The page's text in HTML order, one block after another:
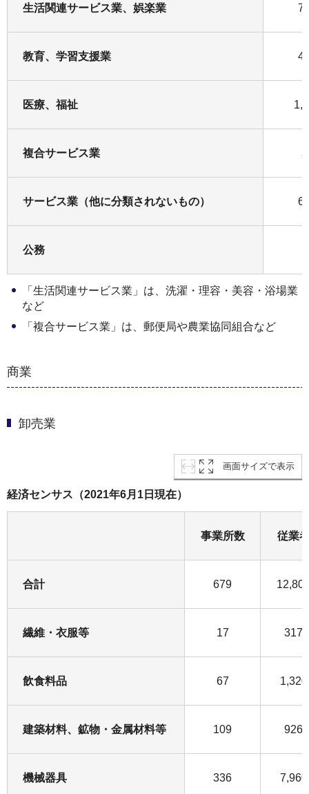
生活関連サービス業、娯楽業
教育、学習支援業
医療、福祉
複合サービス業
サービス業（他に分類されないもの）
公務
「生活関連サービス業」は、洗濯・理容・美容・浴場業
など
「複合サービス業」は、郵便局や農業協同組合など
商業
卸売業
画面サイズで表示
経済センサス（2021年6月1日現在）
事業所数 従業
合計 679
繊維・衣服等 17 317
飲食料品 67
建築材料、鉱物・金属材料等 109 926
機械器具 336